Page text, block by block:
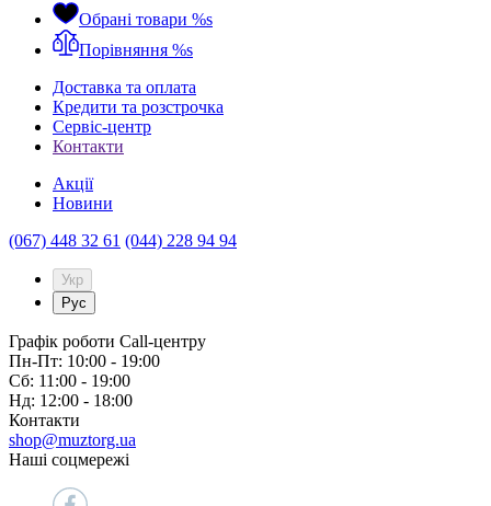
Обрані товари %s
Порівняння %s
Доставка та оплата
Кредити та розстрочка
Сервіc-центр
Контакти
Акції
Новини
(067) 448 32 61 (044) 228 94 94
Укр
Рус
Графік роботи Call-центру
Пн-Пт: 10:00 - 19:00
Сб: 11:00 - 19:00
Нд: 12:00 - 18:00
Контакти
shop@muztorg.ua
Наші соцмережі